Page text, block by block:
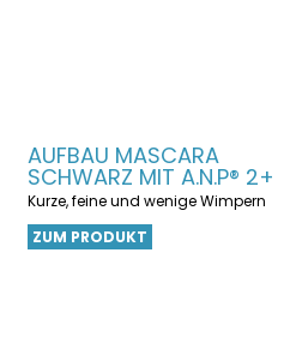
AUFBAU MASCARA
SCHWARZ MIT A.N.P® 2+
Kurze, feine und wenige Wimpern
ZUM PRODUKT